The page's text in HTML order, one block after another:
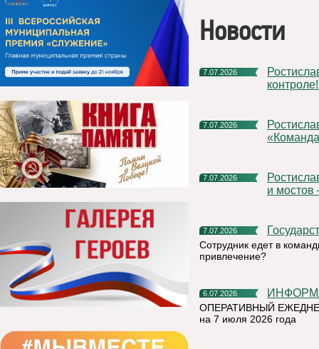
Новости
7.07.2026
Ростислав Гольдштейн: «Подготовка к зиме – на строжайшем
7.07.2026
Ростислав Гольдштейн предложил расширить проект
7.07.2026
Ростислав Гольдштейн: «Строительство больниц, школ, дорог
и мостов
7.07.2026
Сотрудник едет в
привлечение?
6.07.2026
ОПЕРАТИВНЫЙ
на 7 июля 2026 года